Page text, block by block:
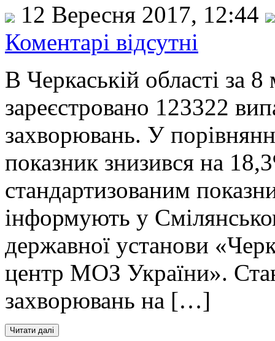
12 Вересня 2017, 12:44
Коментарі відсутні
В Черкаській області за
зареєстровано 123322
захворювань. У
показник знизився на
стандартизованим
інформують у
державної установи
центр МОЗ України».
захворювань на […]